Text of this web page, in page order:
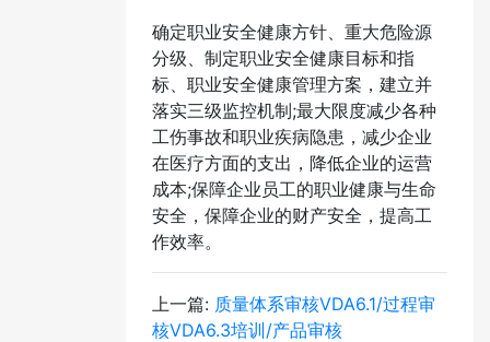
确定职业安全健康方针、重大危险源
分级、制定职业安全健康目标和指
标、职业安全健康管理方案，建立并
落实三级监控机制;最大限度减少各种
工伤事故和职业疾病隐患，减少企业
在医疗方面的支出，降低企业的运营
成本;保障企业员工的职业健康与生命
安全，保障企业的财产安全，提高工
作效率。
上一篇: 质量体系审核VDA6.1/过程审
核VDA6.3培训/产品审核